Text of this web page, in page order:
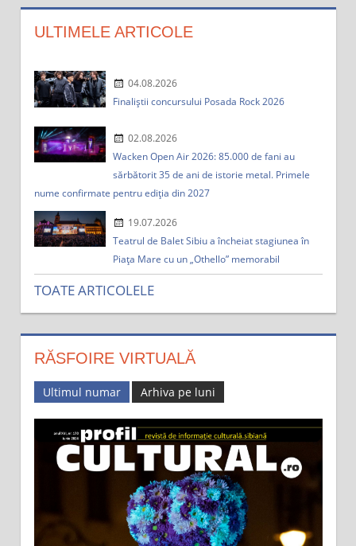
ULTIMELE ARTICOLE
04.08.2026
Finaliștii concursului Posada Rock 2026
02.08.2026
Wacken Open Air 2026: 85.000 de fani au
sărbătorit 35 de ani de istorie metal. Primele
nume confirmate pentru ediția din 2027
19.07.2026
Teatrul de Balet Sibiu a încheiat stagiunea în
Piața Mare cu un „Othello” memorabil
TOATE ARTICOLELE
RĂSFOIRE VIRTUALĂ
Ultimul numar Arhiva pe luni